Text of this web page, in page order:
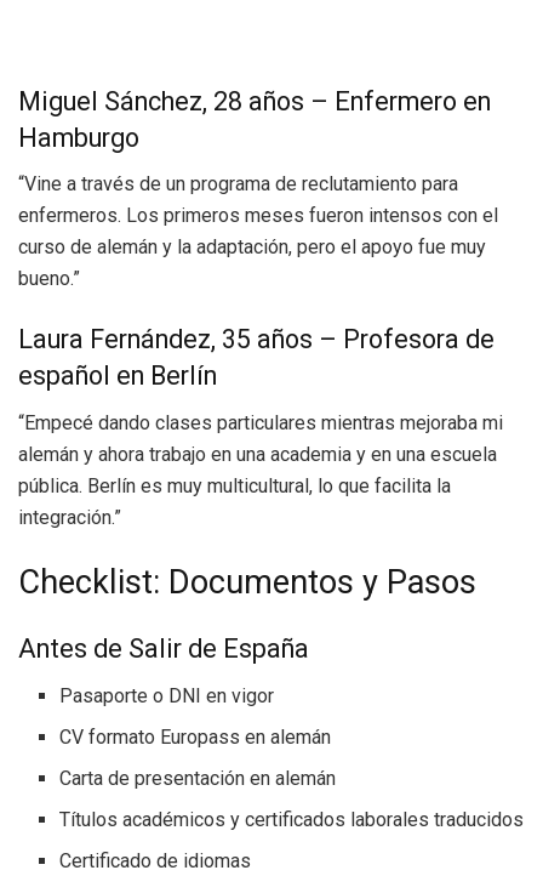
Miguel Sánchez, 28 años – Enfermero en
Hamburgo
“Vine a través de un programa de reclutamiento para
enfermeros. Los primeros meses fueron intensos con el
curso de alemán y la adaptación, pero el apoyo fue muy
bueno.”
Laura Fernández, 35 años – Profesora de
español en Berlín
“Empecé dando clases particulares mientras mejoraba mi
alemán y ahora trabajo en una academia y en una escuela
pública. Berlín es muy multicultural, lo que facilita la
integración.”
Checklist: Documentos y Pasos
Antes de Salir de España
Pasaporte o DNI en vigor
CV formato Europass en alemán
Carta de presentación en alemán
Títulos académicos y certificados laborales traducidos
Certificado de idiomas